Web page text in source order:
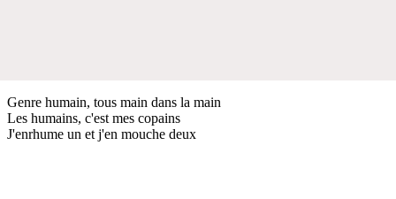
Genre humain, tous main dans la main
Les humains, c'est mes copains
J'enrhume un et j'en mouche deux